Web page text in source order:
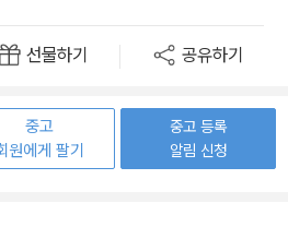
선물하기 공유하기
중고
원에게 팔기
중고 등록
알림 신청